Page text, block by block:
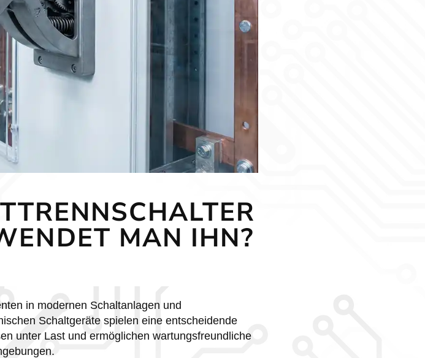
MAN IHN?
in modernen Schaltanlagen und
Schaltgeräte spielen eine entscheidende
unter Last und ermöglichen wartungsfreundliche